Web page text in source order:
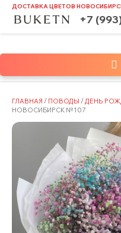
SkipДОСТАВКА ЦВЕТОВ
+7
ГЛАВНАЯ / ПОВОДЫ / ДЕНЬ
НОВОСИБИРСК №107